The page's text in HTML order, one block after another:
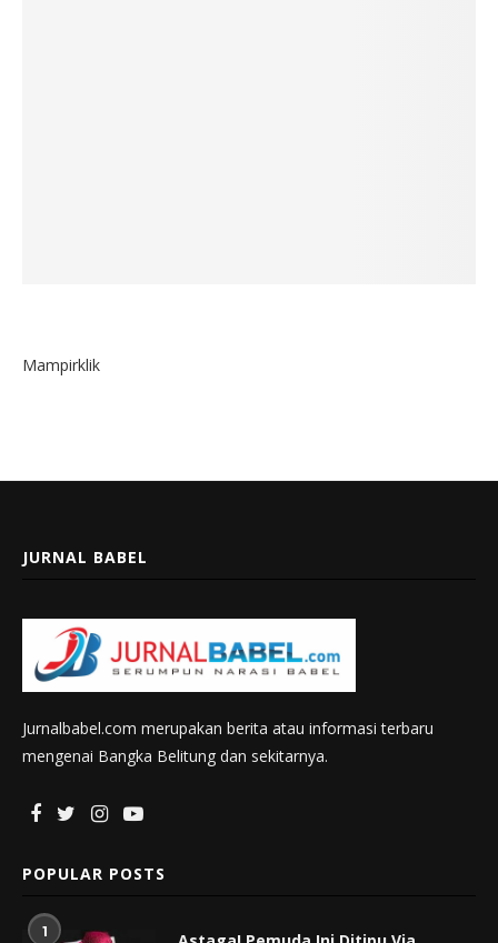
Mampirklik
JURNAL BABEL
Jurnalbabel.com merupakan berita atau informasi terbaru
mengenai Bangka Belitung dan sekitarnya.
POPULAR POSTS
1